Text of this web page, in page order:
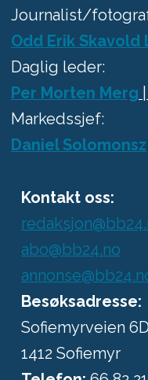
Journalist/
Odd Erik Skavold
Daglig leder:
Per Morten Merg
Markedssjef:
Daniel Solomonsz
Kontakt oss:
abo@bb24.no
Besøksadresse:
Sofiemyrveien 6D
1412 Sofiemyr